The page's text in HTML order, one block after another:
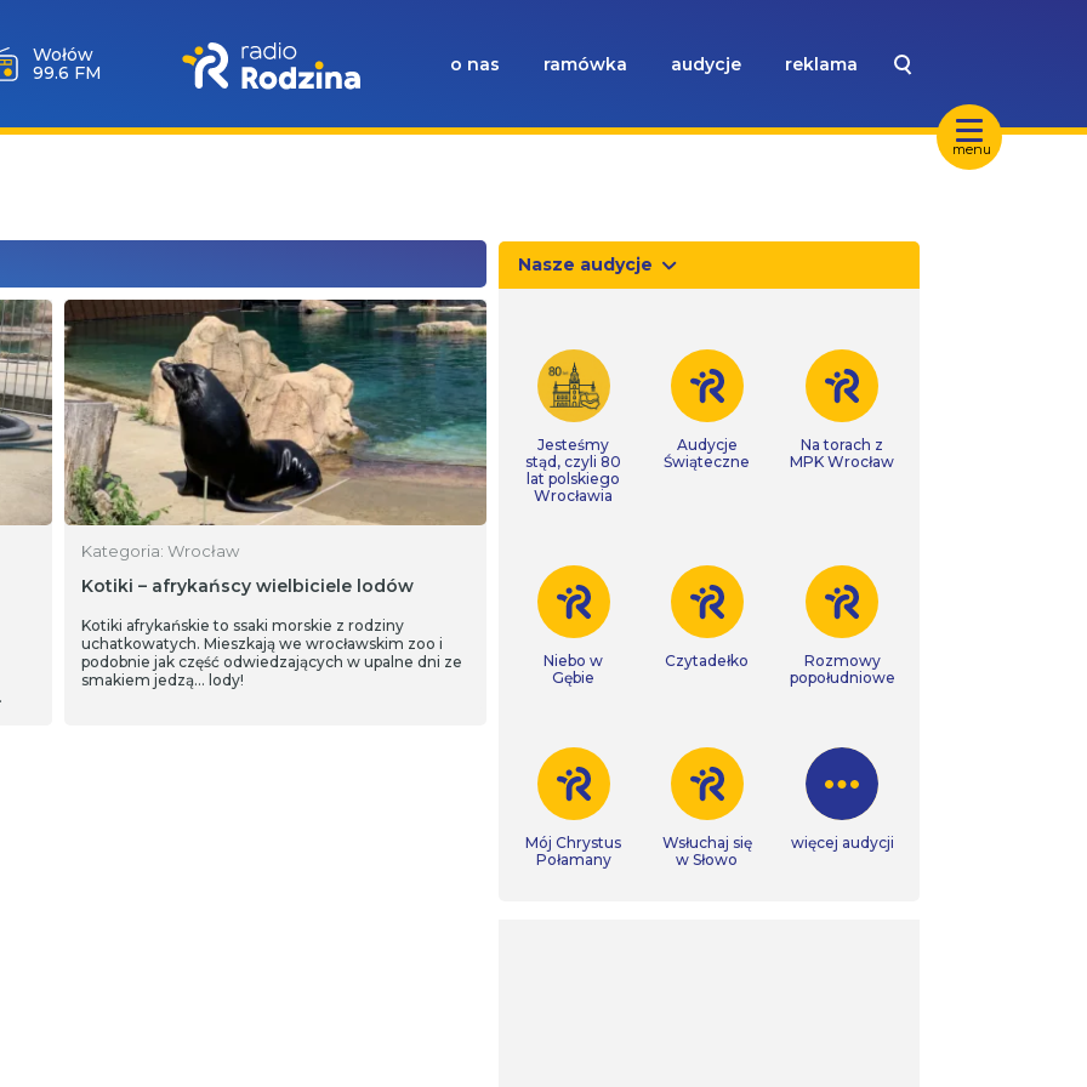
menu
Wołów
99.6 FM
o nas ramówka audycje reklama
Kategoria: Wrocław
Kotiki – afrykańscy wielbiciele lodów
Kotiki afrykańskie to ssaki morskie z rodziny
uchatkowatych. Mieszkają we wrocławskim zoo i
podobnie jak część odwiedzających w upalne dni ze
smakiem jedzą… lody!
Nasze audycje
Jesteśmy
stąd, czyli 80
lat polskiego
Wrocławia
Audycje
Świąteczne
Na torach z
MPK Wrocław
Niebo w
Gębie
Czytadełko
Rozmowy
popołudniowe
Mój Chrystus
Połamany
Wsłuchaj się
w Słowo
więcej audycji